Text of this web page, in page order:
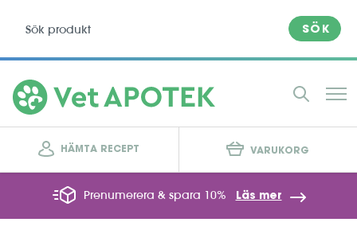
SÖK
HÄMTA RECEPT VARUKORG
Prenumerera & spara 10% Läs mer